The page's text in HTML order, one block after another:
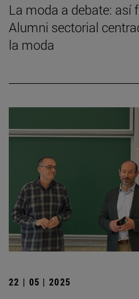
La moda a debate: así
Alumni sectorial
la moda
22 | 05 | 2025